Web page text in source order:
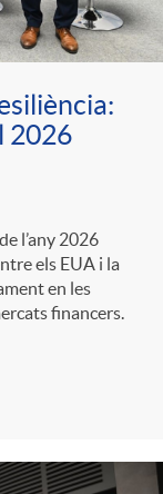
2026
l’any 2026
els EUA i la
en les
financers.